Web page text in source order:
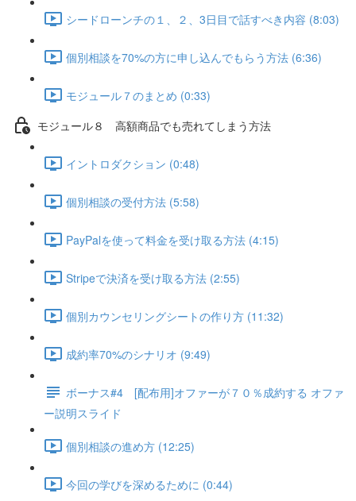
シードローンチの１、２、3日目で話すべき内容 (8:03)
個別相談を70%の方に申し込んでもらう方法 (6:36)
モジュール７のまとめ (0:33)
モジュール８ 高額商品でも売れてしまう方法
イントロダクション (0:48)
個別相談の受付方法 (5:58)
PayPalを使って料金を受け取る方法 (4:15)
Stripeで決済を受け取る方法 (2:55)
個別カウンセリングシートの作り方 (11:32)
成約率70%のシナリオ (9:49)
ボーナス#4 [配布用]オファーが７０％成約する オファ
ー説明スライド
個別相談の進め方 (12:25)
今回の学びを深めるために (0:44)